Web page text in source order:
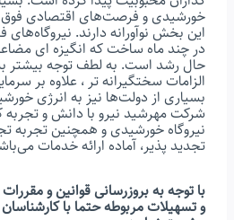
خورشیدی و فرصت‌های اقتصادی فوق
این بخش نوآورانه دارند. نیروگاه‌های
در چند ماه ساخت که انگیزه ای
حال رشد است. به لطف توجه بیشتر
الزامات سختگیرانه تر ، علاوه بر
بسیاری از دولت‌ها نیز به انرژی
شرکت مهرشید نیرو با دانش و تجربه
نیروگاه خورشیدی و همچنین تجربه
تجدید پذیر، آماده ارائه خدمات
با توجه به بروزرسانی قوانین و
و تسهیلات مربوطه حتما با